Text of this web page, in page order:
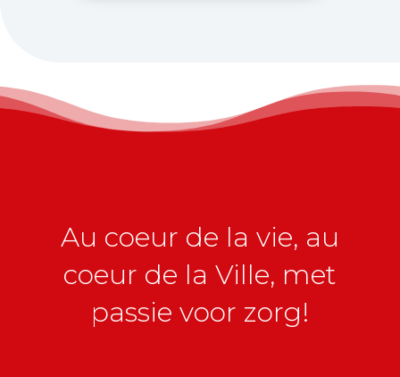
Au coeur de la vie, au
coeur de la Ville, met
passie voor zorg!